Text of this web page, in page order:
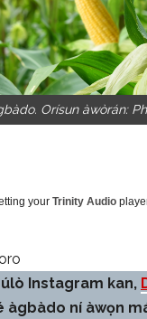
Orísun àwòrán:
your Trinity Audio
Instagram kan,
àgbàdo ní àwọn